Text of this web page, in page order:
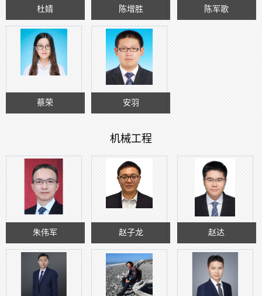
杜婧 陈增胜 陈军歌
蔡荣 安羽
机械工程
朱伟军 赵子龙 赵达